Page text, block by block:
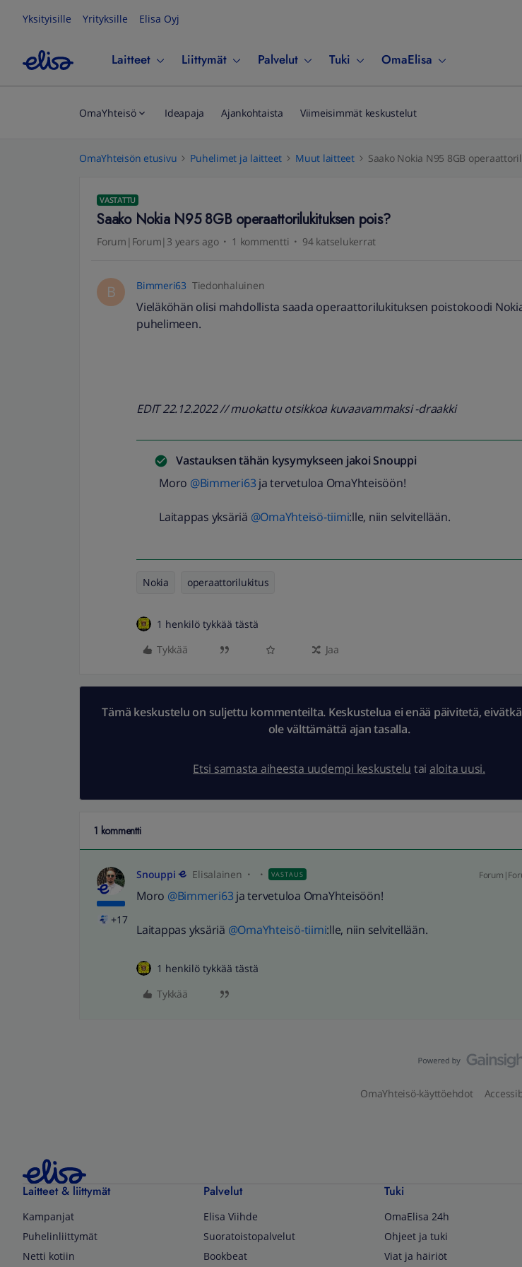
Yksityisille Yrityksille Elisa Oyj
Laitteet Liittymät Palvelut Tuki OmaElisa
OmaYhteisö Ideapaja Ajankohtaista Viimeisimmät keskustelut
OmaYhteisön etusivu Puhelimet ja laitteet Muut laitteet Saako Nokia N95 8GB
VASTATTU
Saako Nokia N95 8GB operaattorilukituksen pois?
Forum|Forum|3 years ago 1 kommentti 94 katselukerrat
B Bimmeri63 Tiedonhaluinen
Vieläköhän olisi mahdollista saada operaattorilukituksen poistokoodi
puhelimeen.
EDIT 22.12.2022 // muokattu otsikkoa kuvaavammaksi -draakki
Vastauksen tähän kysymykseen jakoiSnouppi
Moro @Bimmeri63 ja tervetuloa OmaYhteisöön!
Laitappas yksäriä @OmaYhteisö-tiimi:lle, niin selvitellään.
Nokia operaattorilukitus
1 henkilö tykkää tästä
Tykkää
Jaa
Tämä keskustelu on suljettu kommenteilta. Keskustelua ei enää päivitetä,
ole välttämättä ajan tasalla.
Etsi samasta aiheesta uudempi keskustelu tai aloita uusi.
1 kommentti
+17
Snouppi Elisalainen VASTAUS
Moro @Bimmeri63 ja tervetuloa OmaYhteisöön!
Laitappas yksäriä @OmaYhteisö-tiimi:lle, niin selvitellään.
1 henkilö tykkää tästä
Tykkää
OmaYhteisö-käyttöehdot
Laitteet & liittymät
Kampanjat
Puhelinliittymät
Netti kotiin
Palvelut
Elisa Viihde
Suoratoistopalvelut
Bookbeat
Tuki
OmaElisa 24h
Ohjeet ja tuki
Viat ja häiriöt